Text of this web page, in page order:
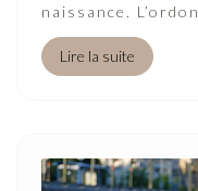
naissance.
Lire la suite